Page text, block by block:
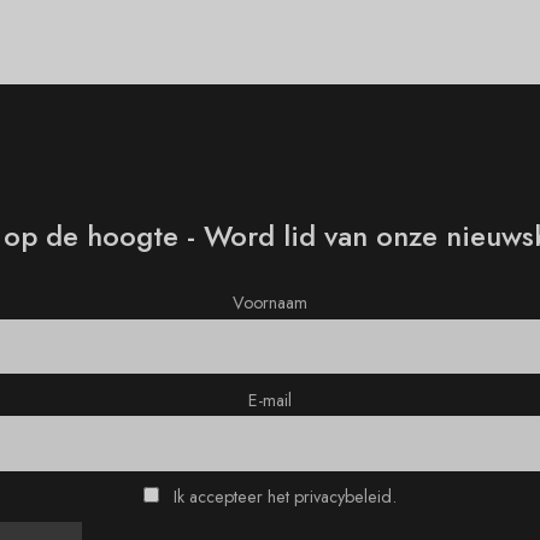
de hoogte - Word lid van onze
Voornaam
E-mail
Ik accepteer het privacybeleid.